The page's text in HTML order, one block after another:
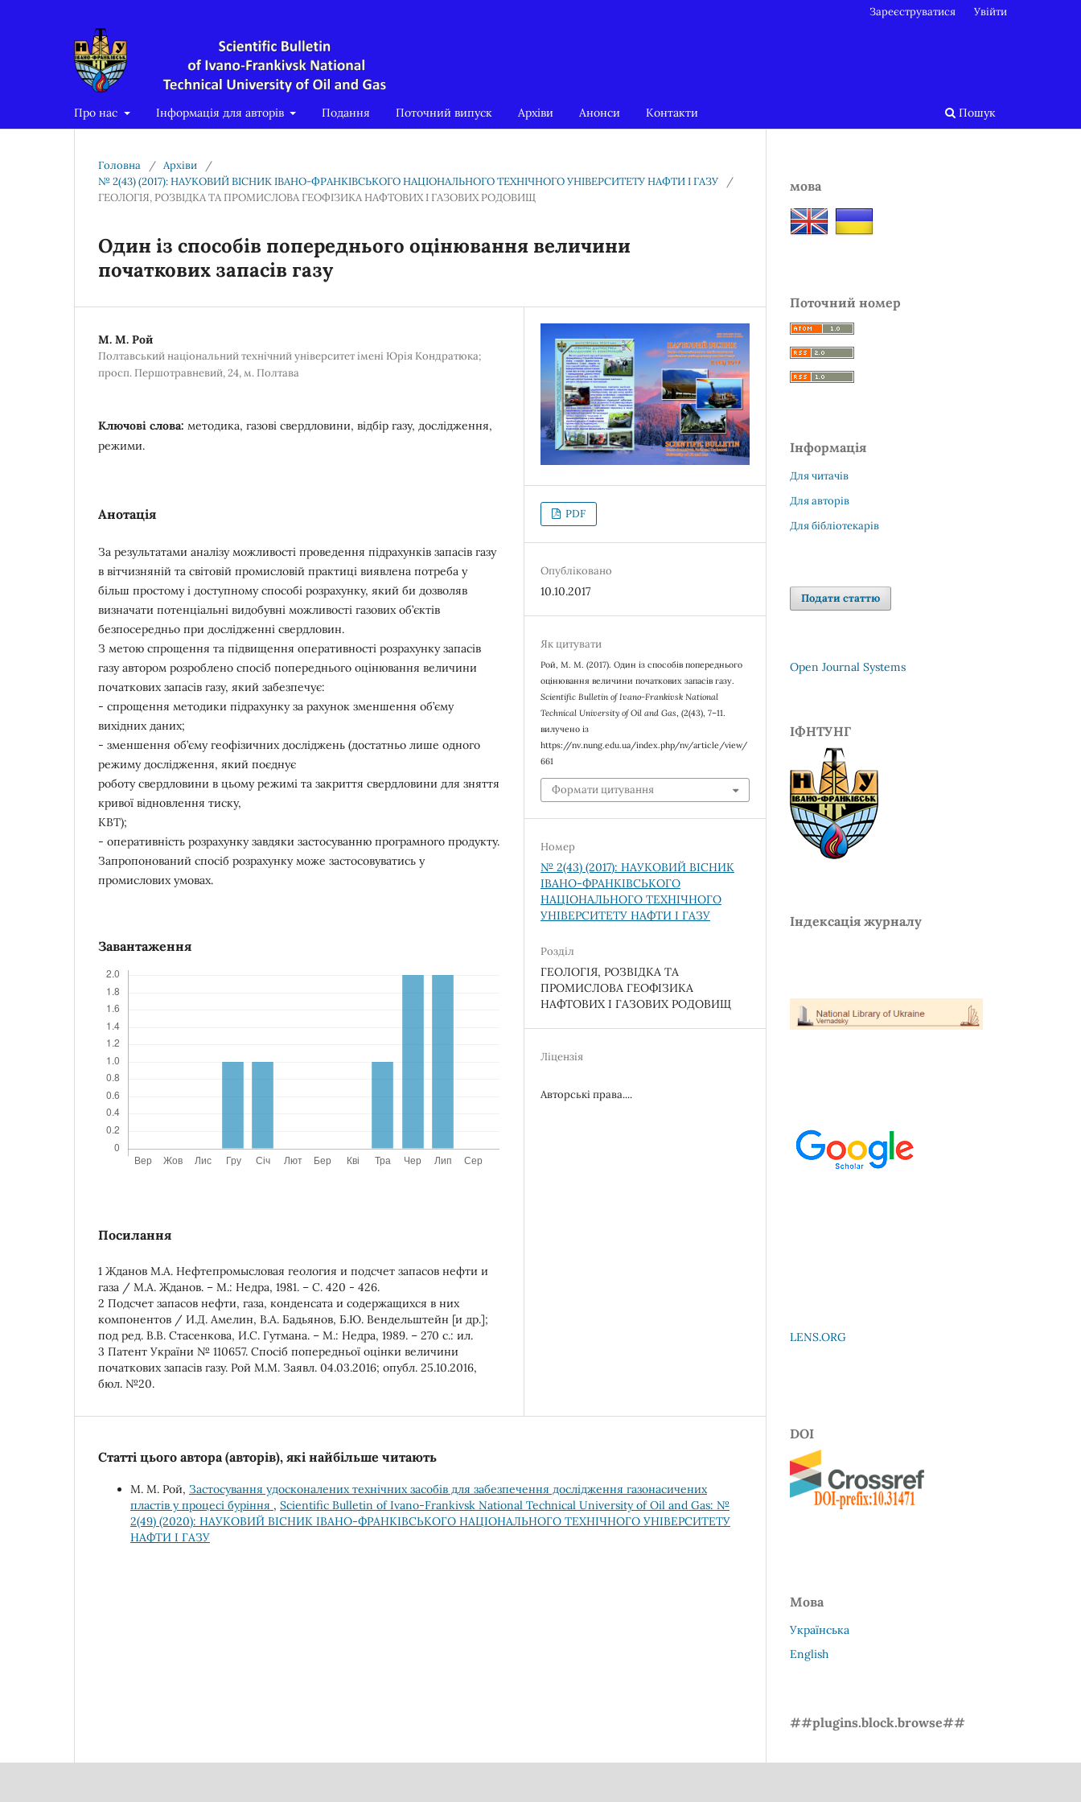
Про нас Інформація для авторів Подання Поточний випуск Архіви Анонси Контакти Пошук
Зареєструватися Увійти
Головна / Архіви
/
№ 2(43) (2017): НАУКОВИЙ ВІСНИК ІВАНО-ФРАНКІВСЬКОГО НАЦІОНАЛЬНОГО ТЕХНІЧНОГО УНІВЕРСИТЕТУ НАФТИ І ГАЗУ
/
ГЕОЛОГІЯ, РОЗВІДКА ТА ПРОМИСЛОВА ГЕОФІЗИКА НАФТОВИХ І ГАЗОВИХ РОДОВИЩ
Один із способів попереднього оцінювання величини
початкових запасів газу
М. М. Рой
Полтавський національний технічний університет імені Юрія Кондратюка;
просп. Першотравневий, 24, м. Полтава
Ключові слова: методика, газові свердловини, відбір газу, дослідження,
режими.
Анотація
За результатами аналізу можливості проведення підрахунків запасів газу
в вітчизняній та світовій промисловій практиці виявлена потреба у
більш простому і доступному способі розрахунку, який би дозволяв
визначати потенціальні видобувні можливості газових об’єктів
безпосередньо при дослідженні свердловин.
З метою спрощення та підвищення оперативності розрахунку запасів
газу автором розроблено спосіб попереднього оцінювання величини
початкових запасів газу, який забезпечує:
- спрощення методики підрахунку за рахунок зменшення об’єму
вихідних даних;
- зменшення об’єму геофізичних досліджень (достатньо лише одного
режиму дослідження, який поєднує
роботу свердловини в цьому режимі та закриття свердловини для зняття
кривої відновлення тиску,
КВТ);
- оперативність розрахунку завдяки застосуванню програмного продукту.
Запропонований спосіб розрахунку може застосовуватись у
промислових умовах.
Завантаження
Посилання
1 Жданов М.А. Нефтепромысловая геология и подсчет запасов нефти и
газа / М.А. Жданов. – М.: Недра, 1981. – С. 420 - 426.
2 Подсчет запасов нефти, газа, конденсата и содержащихся в них
компонентов / И.Д. Амелин, В.А. Бадьянов, Б.Ю. Вендельштейн [и др.];
под ред. В.В. Стасенкова, И.С. Гутмана. – М.: Недра, 1989. – 270 с.: ил.
3 Патент України № 110657. Спосіб попередньої оцінки величини
початкових запасів газу. Рой М.М. Заявл. 04.03.2016; опубл. 25.10.2016,
бюл. №20.
PDF
Опубліковано
10.10.2017
Як цитувати
Рой, М. М. (2017). Один із способів попереднього
оцінювання величини початкових запасів газу.
Scientific Bulletin of Ivano-Frankivsk National
Technical University of Oil and Gas, (2(43), 7–11.
вилучено із
https://nv.nung.edu.ua/index.php/nv/article/view/
661
Формати цитування
Номер
№ 2(43) (2017): НАУКОВИЙ ВІСНИК
ІВАНО-ФРАНКІВСЬКОГО
НАЦІОНАЛЬНОГО ТЕХНІЧНОГО
УНІВЕРСИТЕТУ НАФТИ І ГАЗУ
Розділ
ГЕОЛОГІЯ, РОЗВІДКА ТА
ПРОМИСЛОВА ГЕОФІЗИКА
НАФТОВИХ І ГАЗОВИХ РОДОВИЩ
Ліцензія
Авторські права....
Статті цього автора (авторів), які найбільше читають
М. М. Рой, Застосування удосконалених технічних засобів для забезпечення дослідження газонасичених
пластів у процесі буріння , Scientific Bulletin of Ivano-Frankivsk National Technical University of Oil and Gas: №
2(49) (2020): НАУКОВИЙ ВІСНИК ІВАНО-ФРАНКІВСЬКОГО НАЦІОНАЛЬНОГО ТЕХНІЧНОГО УНІВЕРСИТЕТУ
НАФТИ І ГАЗУ
мова
Поточний номер
Інформація
Для читачів
Для авторів
Для бібліотекарів
Подати статтю
Open Journal Systems
ІФНТУНГ
Індексація журналу
LENS.ORG
DOI
Мова
Українська
English
##plugins.block.browse##